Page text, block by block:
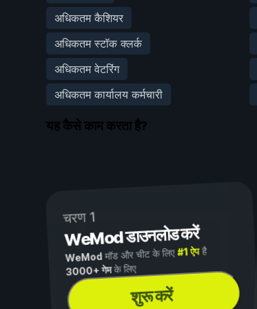
अधिकतम कैशियर
अधिकतम स्टॉक क्लर्क
अधिकतम वेटरिंग
अधिकतम कार्यालय कर्मचारी
यह कैसे काम करता है?
चरण 1
WeMod डाउनलोड करें
WeMod मॉड और चीट के लिए#1 ऐपहै
3000+ गेमके लिए
शुरू करें